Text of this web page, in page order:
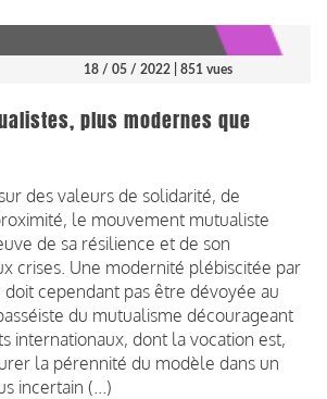
18 / 05 / 2022 | 851 vues
plus modernes que
des valeurs de solidarité, de
le mouvement mutualiste
de sa résilience et de son
crises. Une modernité plébiscitée par
doit cependant pas être dévoyée au
du mutualisme décourageant
internationaux, dont la vocation est,
la pérennité du modèle dans un
incertain (...)